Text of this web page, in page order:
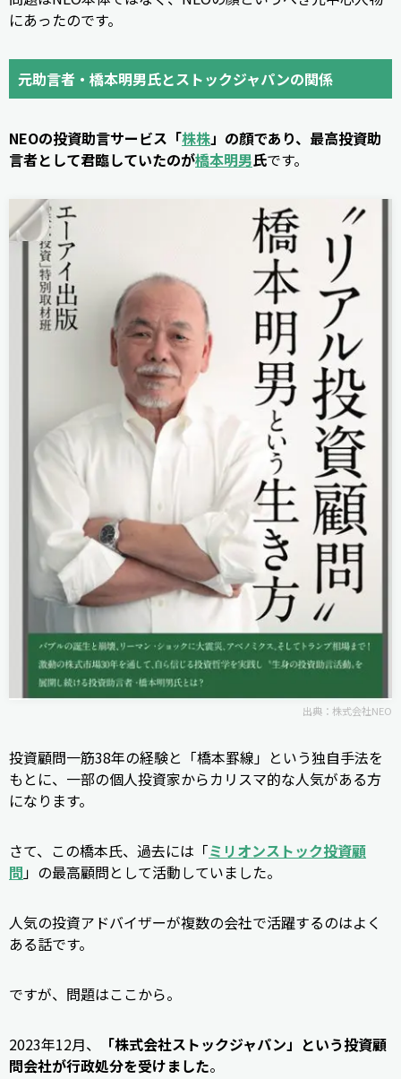
にあったのです。
元助言者・橋本明男氏とストックジャパンの関係
NEOの投資助言サービス「株株」の顔であり、最高投資助
言者として君臨していたのが橋本明男氏です。
出典： 株式会社NEO
投資顧問一筋38年の経験と「橋本罫線」という独自手法を
もとに、一部の個人投資家からカリスマ的な人気がある方
になります。
さて、この橋本氏、過去には「ミリオンストック投資顧
問 」の最高顧問として活動していました。
人気の投資アドバイザーが複数の会社で活躍するのはよく
ある話です。
ですが、問題はここから。
2023年12月、
「株式会社ストックジャパン」という投資顧
問会社が行政処分を受けました。